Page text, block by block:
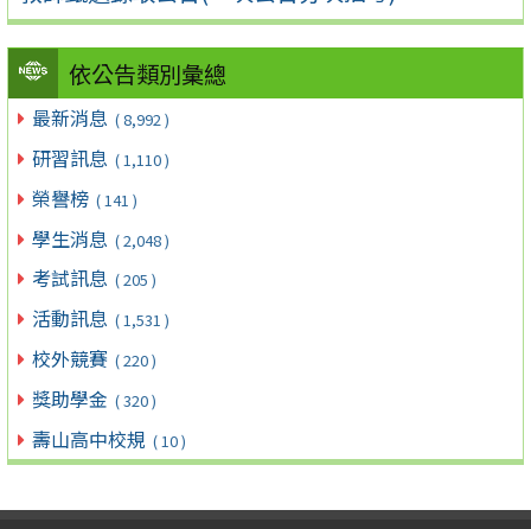
依公告類別彙總
最新消息 ( 8,992 )
研習訊息 ( 1,110 )
榮譽榜 ( 141 )
學生消息 ( 2,048 )
考試訊息 ( 205 )
活動訊息 ( 1,531 )
校外競賽 ( 220 )
獎助學金 ( 320 )
壽山高中校規 ( 10 )